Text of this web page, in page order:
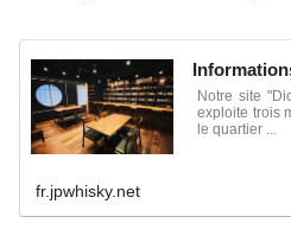
Notre site
exploite trois
le quartier ...
fr.jpwhisky.net